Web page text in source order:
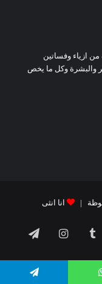
ازياء وفساتين
والبشرة وكل ما يخص
انا انثى
‏Tumblr انستقرام